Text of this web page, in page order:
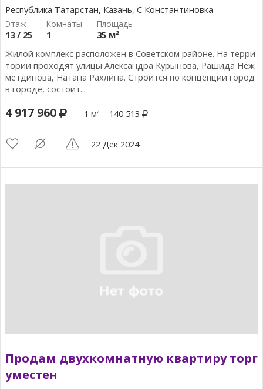
Республика Татарстан, Казань, С Константиновка
13 / 25 1
35 м²
Жилой комплекс расположен в Советском районе. На терри
тории проходят улицы Александра Курынова, Рашида Неж
метдинова, Натана Рахлина. Строится по концепции город
в городе, состоит...
4 917 960 1 м² = 140 513
22 Дек 2024
Продам двухкомнатную квартиру торг
уместен